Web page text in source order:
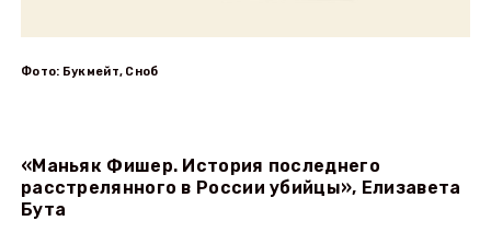
Фото: Букмейт, Сноб
«Маньяк Фишер. История последнего
расстрелянного в России убийцы», Елизавета
Бута